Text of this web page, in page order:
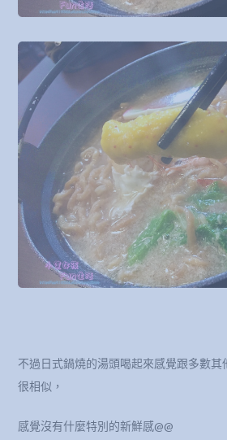
不過日式鍋燒的湯頭喝起來感覺跟多數
很相似，
感覺沒有什麼特別的新鮮感@@